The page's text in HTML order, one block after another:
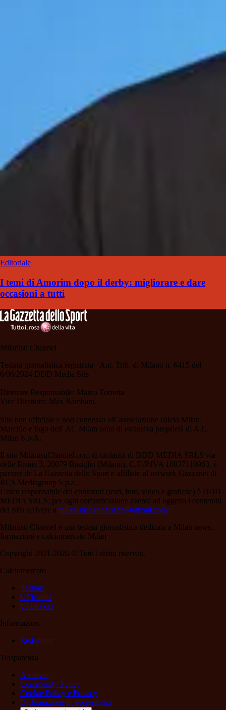
Editoriale
I temi di Amorim dopo il derby: migliorare e dare
occasioni a tutti
Milanisti Channel
Testata giornalistica registrata - Aut. Trib. di Milano n. 6415 del
6/06/2024 DDD Media Srls
Direttore Responsabile: Marco Torretta
Vice Direttore: Max Bambara.
Sito non ufficiale e non connesso all' associazione calcio Milan.
Marchio e logo dell' AC Milan sono di esclusiva proprietà di A.C.
Milan S.p.A.
Il sito MilanistiChannel.com di titolarità di DDD MEDIA SRLS via
delle Risaie 3, 20079 Basiglio (Milano), C.F./P.IVA 10837110963, è
partner de La Gazzetta dello Sport e affiliato al network Gazzanet di
RCS Mediagroup S.p.a..
Unico responsabile dei contenuti (testi, foto, video e grafiche) è DDD
MEDIA SRLS; per ogni comunicazione avente ad oggetto i contenuti
del Sito scrivere a milanistichannel1899@gmail.com
Milanisti Channel è una testata giornalistica dedicata a Milan news,
formazioni e calciomercato Milan
Copyright 2021-2026 © Tutti i diritti riservati.
Calciomercato
Scenari
Ufficialità
Ultima ora
Informazioni
Redazione
Trasparenza
Archivio
Community Policy
Cookie Policy e Privacy
Dichiarazione di accessibilità